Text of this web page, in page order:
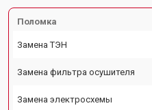
Поломка
Замена ТЭН
Замена фильтра осушителя
Замена электросхемы